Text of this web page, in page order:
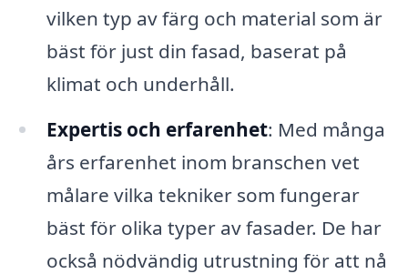
vilken typ av färg och material som är
bäst för just din fasad, baserat på
klimat och underhåll.
Expertis och erfarenhet: Med många
års erfarenhet inom branschen vet
målare vilka tekniker som fungerar
bäst för olika typer av fasader. De har
också nödvändig utrustning för att nå